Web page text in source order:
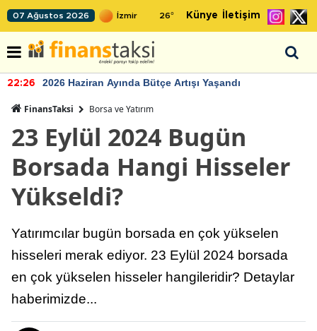
07 Ağustos 2026 26° Künye İletişim
22:26 2026 Haziran Ayında Bütçe Artışı Yaşandı
FinansTaksi Borsa ve Yatırım
23 Eylül 2024 Bugün
Borsada Hangi Hisseler
Yükseldi?
Yatırımcılar bugün borsada en çok yükselen
hisseleri merak ediyor. 23 Eylül 2024 borsada
en çok yükselen hisseler hangileridir? Detaylar
haberimizde...